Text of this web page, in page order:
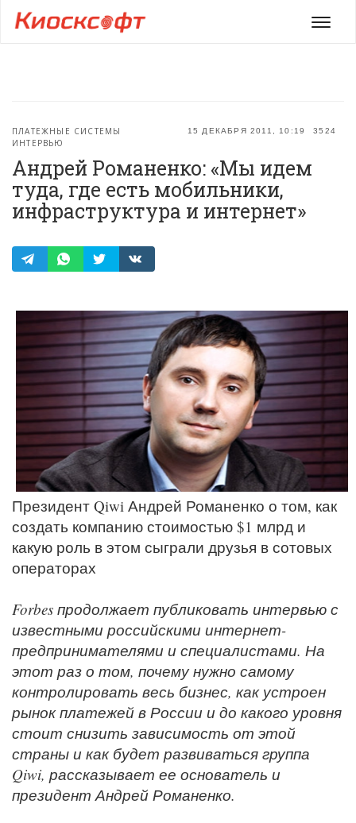
Меню
15 ДЕКАБРЯ 2011, 10:19 3524
ПЛАТЕЖНЫЕ СИСТЕМЫ
ИНТЕРВЬЮ
Андрей Романенко: «Мы идем
туда, где есть мобильники,
инфраструктура и интернет»
Президент Qiwi Андрей Романенко о том, как
создать компанию стоимостью $1 млрд и
какую роль в этом сыграли друзья в сотовых
операторах
Forbes продолжает публиковать интервью с
известными российскими интернет-
предпринимателями и специалистами. На
этот раз о том, почему нужно самому
контролировать весь бизнес, как устроен
рынок платежей в России и до какого уровня
стоит снизить зависимость от этой
страны и как будет развиваться группа
Qiwi, рассказывает ее основатель и
президент Андрей Романенко.